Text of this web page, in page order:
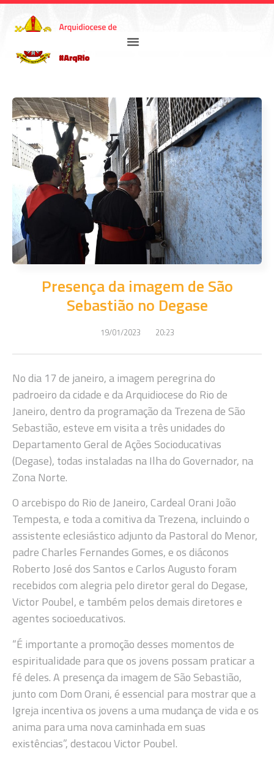
Presença da imagem de São
Sebastião no Degase
19/01/2023 20:23
No dia 17 de janeiro, a imagem peregrina do
padroeiro da cidade e da Arquidiocese do Rio de
Janeiro, dentro da programação da Trezena de São
Sebastião, esteve em visita a três unidades do
Departamento Geral de Ações Socioducativas
(Degase), todas instaladas na Ilha do Governador, na
Zona Norte.
O arcebispo do Rio de Janeiro, Cardeal Orani João
Tempesta, e toda a comitiva da Trezena, incluindo o
assistente eclesiástico adjunto da Pastoral do Menor,
padre Charles Fernandes Gomes, e os diáconos
Roberto José dos Santos e Carlos Augusto foram
recebidos com alegria pelo diretor geral do Degase,
Victor Poubel, e também pelos demais diretores e
agentes socioeducativos.
“É importante a promoção desses momentos de
espiritualidade para que os jovens possam praticar a
fé deles. A presença da imagem de São Sebastião,
junto com Dom Orani, é essencial para mostrar que a
Igreja incentiva os jovens a uma mudança de vida e os
anima para uma nova caminhada em suas
existências”, destacou Victor Poubel.